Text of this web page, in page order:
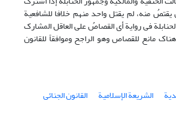
منه، لم یقتل واحد منهم خلافا للشافعیة
فی روایة أی القصاصُ على العاقل المشارک
مانع للقصاص وهو الراجح وموافقاً للقانون
الشریعة الإسلامیة القانون الجنائی